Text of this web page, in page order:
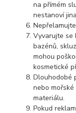
na přímém
nestanoví
Vyvarujte se
bazénů,
mohou
kosmetické
Dlouhodobé
nebo
materiálu.
Pokud